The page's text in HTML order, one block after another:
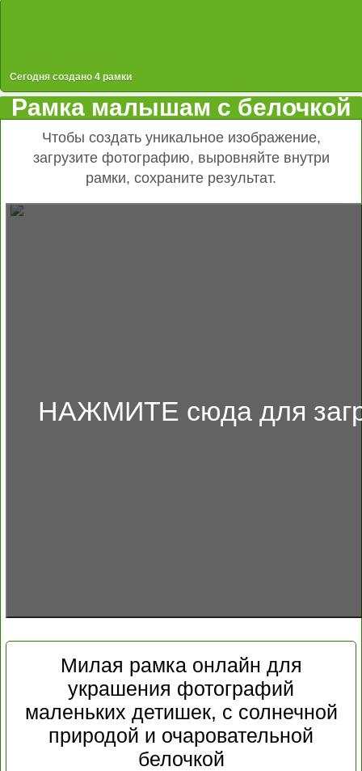
Сегодня создано 4 рамки
Рамка малышам с белочкой
Чтобы создать уникальное изображение,
загрузите фотографию, выровняйте внутри
рамки, сохраните результат.
НАЖМИТЕ сюда для
Милая рамка онлайн для
украшения фотографий
маленьких детишек, с солнечной
природой и очаровательной
белочкой